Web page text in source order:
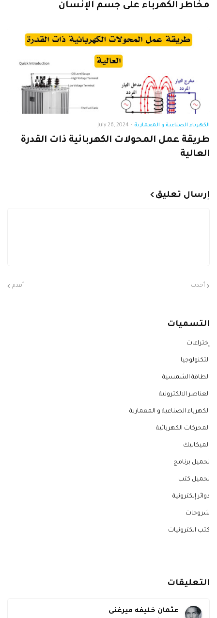
مخاطر الكهرباء على جسم الإنسان
الكهرباء الصناعية و المعمارية -
July 26, 2024
طريقة عمل المحولات الكهربائية ذات القدرة
العالية
إرسال تعليق
أحدث أقدم
التسميات
إختراعات
التكنولوجيا
الطاقة الشمسية
العناصر الالكترونية
الكهرباء الصناعية و المعمارية
المحركات الكهربائية
الميكانيك
تحميل برنامج
تحميل كتب
دوائر إلكترونية
شروحات
كتب الكترونيات
التعليقات
عثمان خليفه ميرغنى